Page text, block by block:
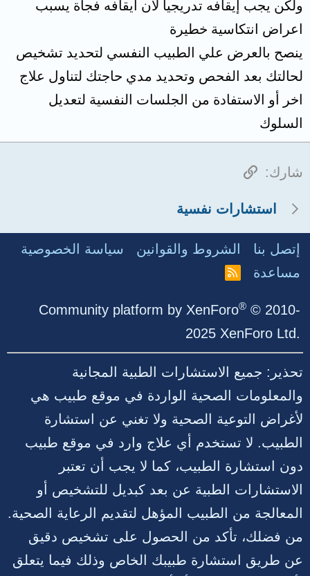
ولكن يجب إيقافه تدريجيا لان ايقافه فجأة يسبب
اعراض انتكاسية خطيرة
ينصح بالعرض علي الطبيب النفسي لتحديد تشخيص
لحالتك بعد الفحص وتحديد مدي حاجتك لتناول علاج
اخر أو الاستفادة من الجلسات النفسية لتعديل
السلوك
شارك: الرابط
استشارات نفسية
إتصل بنا الشروط والقوانين
سياسة الخصوصية
مساعدة
R
Community platform by XenForo® © 2010-
2025 XenForo Ltd.
تحذير: جميع الاستشارات الطبية المجانية
والمعلومات الصحية الواردة في موقع طبيب هي
لأغراض التوعية الصحية ولا تغني عن استشارة
الطبيب. لا تستخدم أي علاج وارد في موقع طبيب
دون استشارة الطبيب، كما لا يجب أن تعتبر
الاستشارات الطبية عن بعد كبديل للتشخيص أو
المعالجة من الطبيب المؤهل لتقديم الرعاية الصحية.
من فضلك، تأكد من الحصول على تشخيص دقيق
عن طريق استشارة طبيبك الخاص وذلك فيما يتعلق